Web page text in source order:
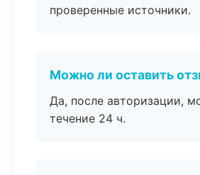
проверенные источники.
Можно ли оставить
Да, после авторизации,
течение 24 ч.